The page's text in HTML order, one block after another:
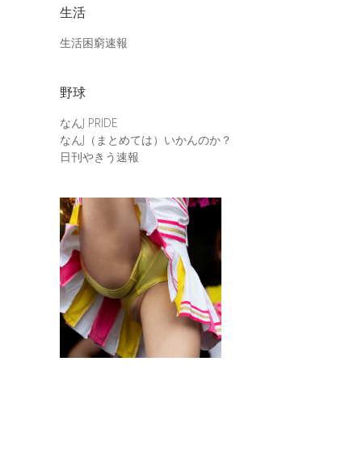
生活
生活困窮速報
野球
なんJ PRIDE
なんJ（まとめては）いかんのか？
日刊やきう速報